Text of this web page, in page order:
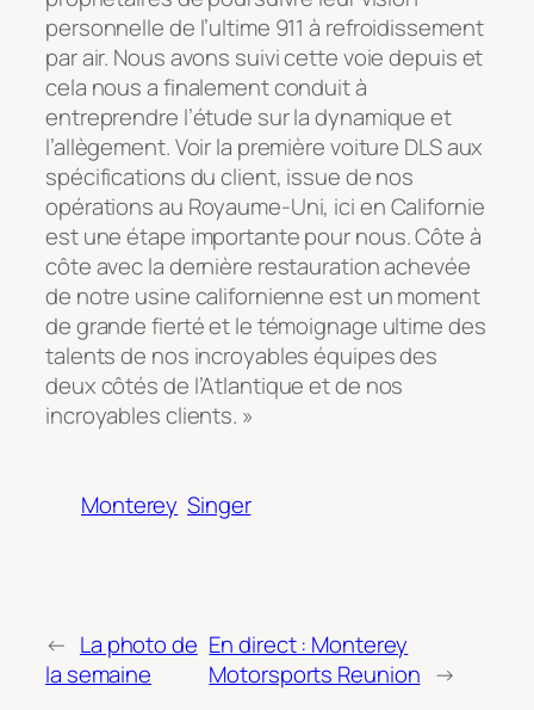
personnelle de l’ultime 911 à refroidissement
par air. Nous avons suivi cette voie depuis et
cela nous a finalement conduit à
entreprendre l’étude sur la dynamique et
l’allègement. Voir la première voiture DLS aux
spécifications du client, issue de nos
opérations au Royaume-Uni, ici en Californie
est une étape importante pour nous. Côte à
côte avec la dernière restauration achevée
de notre usine californienne est un moment
de grande fierté et le témoignage ultime des
talents de nos incroyables équipes des
deux côtés de l’Atlantique et de nos
incroyables clients. »
Monterey Singer
← La photo de
la semaine
En direct : Monterey
Motorsports Reunion →